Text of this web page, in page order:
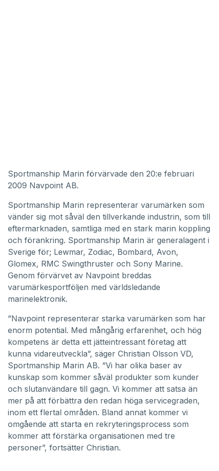
Sportmanship Marin förvärvade den 20:e februari
2009 Navpoint AB.
Sportmanship Marin representerar varumärken som
vänder sig mot såväl den tillverkande industrin, som till
eftermarknaden, samtliga med en stark marin koppling
och förankring. Sportmanship Marin är generalagent i
Sverige för; Lewmar, Zodiac, Bombard, Avon,
Glomex, RMC Swingthruster och Sony Marine.
Genom förvärvet av Navpoint breddas
varumärkesportföljen med världsledande
marinelektronik.
”Navpoint representerar starka varumärken som har
enorm potential. Med mångårig erfarenhet, och hög
kompetens är detta ett jätteintressant företag att
kunna vidareutveckla”, säger Christian Olsson VD,
Sportmanship Marin AB. ”Vi har olika baser av
kunskap som kommer såväl produkter som kunder
och slutanvändare till gagn. Vi kommer att satsa än
mer på att förbättra den redan höga servicegraden,
inom ett flertal områden. Bland annat kommer vi
omgående att starta en rekryteringsprocess som
kommer att förstärka organisationen med tre
personer”, fortsätter Christian.